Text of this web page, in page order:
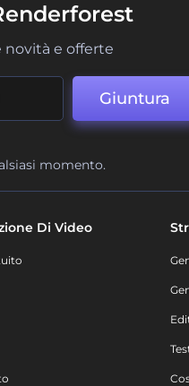
novità e offerte
Giuntura
momento.
Di Video